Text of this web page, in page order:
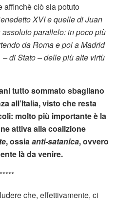
affinchè ciò sia potuto
XVI e quelle di Juan
parallelo: in poco più
da Roma e poi a Madrid
di Stato – delle più alte virtù
tutto sommato sbagliano
all’Italia, visto che resta
molto più importante è la
attiva alla coalizione
, ossiaanti-satanica, ovvero
là da venire.
*****
che, effettivamente, ci